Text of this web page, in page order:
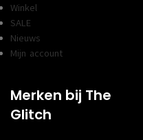
Winkel
SALE
Nieuws
Mijn account
Merken bij The
Glitch